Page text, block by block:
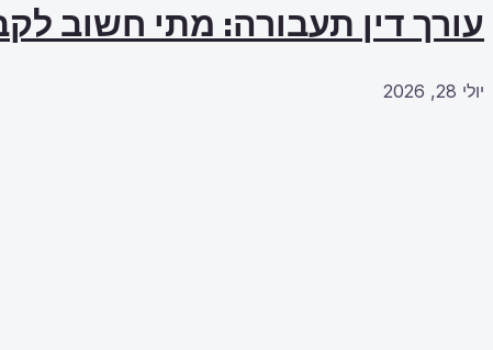
עורך דין תעבורה: מתי חשוב
יולי 28, 2026